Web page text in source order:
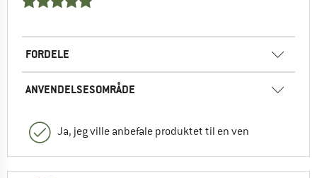
FORDELE
ANVENDELSESOMRÅDE
Ja, jeg ville anbefale produktet til en ven